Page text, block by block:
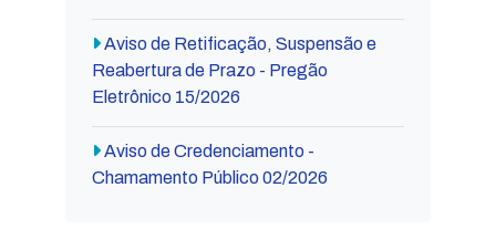
Aviso de Retificação, Suspensão e
Reabertura de Prazo - Pregão
Eletrônico 15/2026
Aviso de Credenciamento -
Chamamento Público 02/2026